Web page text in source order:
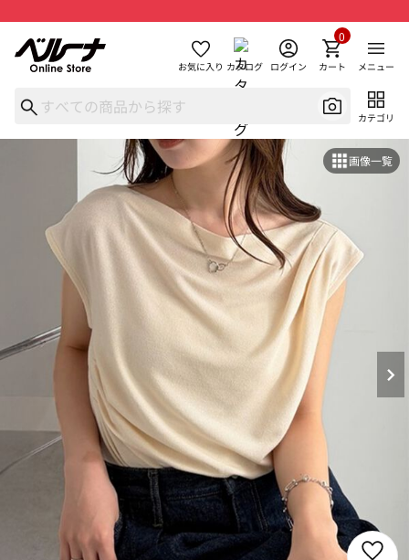
お気に入り カタログ ログイン カート
0
メニュー
カテゴリ
画像一覧